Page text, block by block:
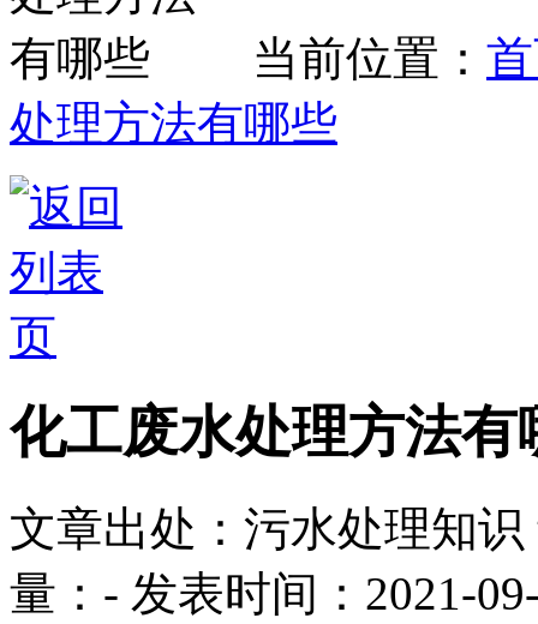
当前位置：
处理方法有哪些
化工废水处理方法有
文章出处：污水处理知识
量： - 发表时间：2021-